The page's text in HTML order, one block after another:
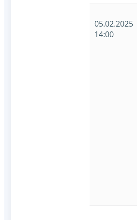
05.02.2025
14:00